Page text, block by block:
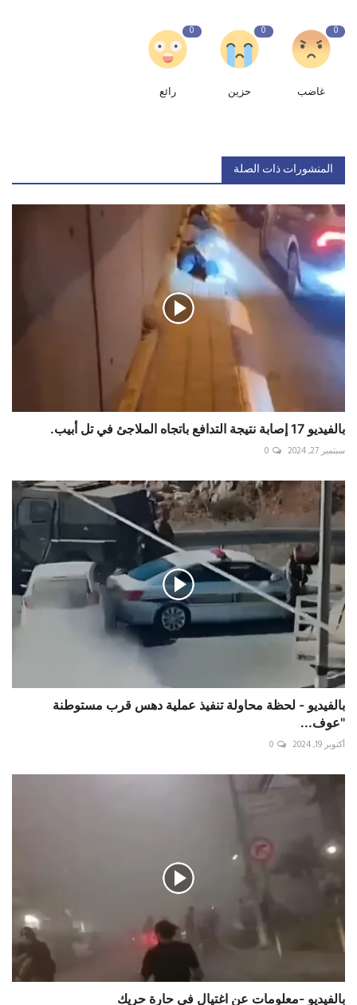
0
غاضب
0
حزين
0
رائع
المنشورات ذات الصلة
بالفيديو 17 إصابة نتيجة التدافع باتجاه الملاجئ في تل أبيب.
سبتمبر 27, 2024 0
بالفيديو - لحظة محاولة تنفيذ عملية دهس قرب مستوطنة
"عوف...
أكتوبر 19, 2024 0
بالفيديو -معلومات عن اغتيال في حارة حريك